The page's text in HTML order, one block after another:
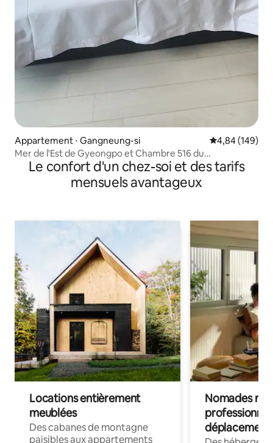
Appartement ⋅ Gangneung-si Évaluation
4,84 (149)
Mer de l'Est de Gyeongpo et Chambre 516 du
High Ocean Gyeongpo Hotel, avec vue sur la mer de
Gyeongpo et le lac limpide de Gyeongpo –
Enregistrement autonome sans contact
Le confort d'un chez-soi et des tarifs
mensuels avantageux
Locations entièrement
meublées
Des cabanes de montagne
paisibles aux appartements
Nomades
déplacement